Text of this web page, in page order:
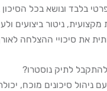
בלבד ונושא בכל
ניטור ביצועים
את סיכויי ההצלחה
לתיק נוסטרו?
ניהול סיכונים מוכח,